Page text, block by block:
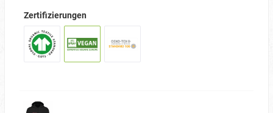
Zertifizierungen